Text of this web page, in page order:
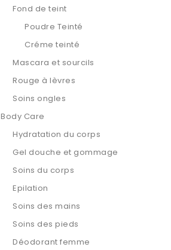
Fond de teint
Poudre Teinté
Créme teinté
Mascara et sourcils
Rouge à lèvres
Soins ongles
Body Care
Hydratation du corps
Gel douche et gommage
Soins du corps
Epilation
Soins des mains
Soins des pieds
Déodorant femme